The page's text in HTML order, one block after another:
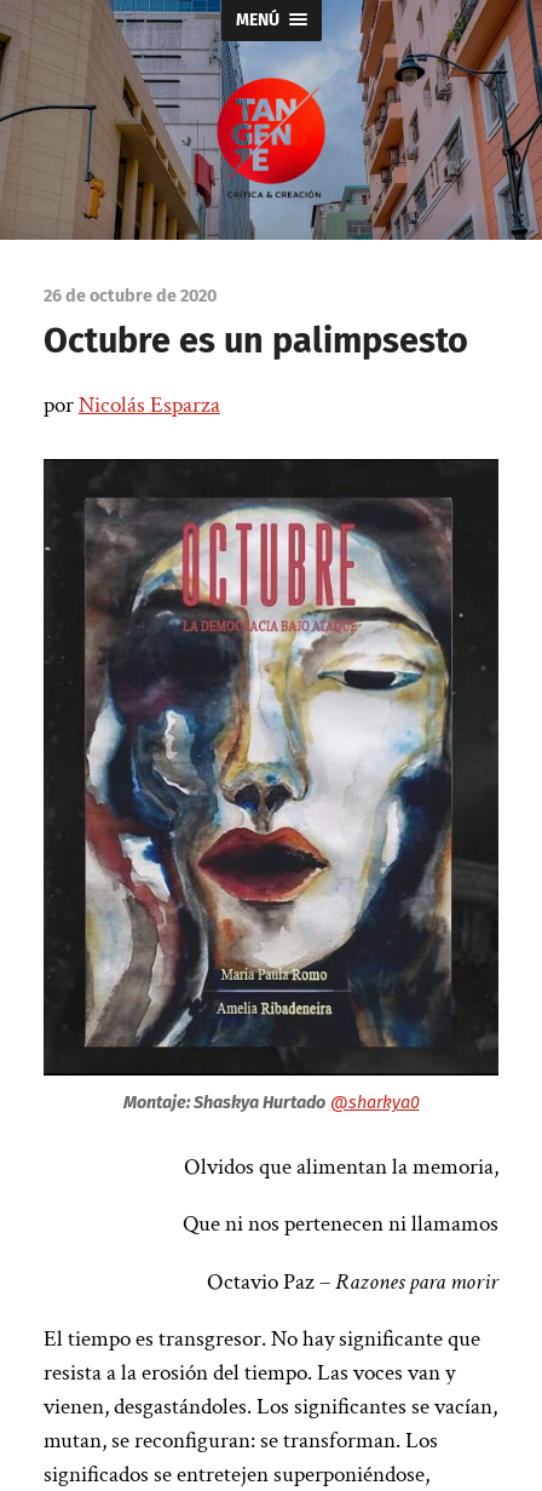
MENÚ
Tangente
26 de octubre de 2020
Octubre es un palimpsesto
porNicolás Esparza|
Montaje: Shaskya Hurtado @sharkya0
Olvidos que alimentan la memoria,
Que ni nos pertenecen ni llamamos
Octavio Paz –Razones para morir
El tiempo es transgresor. No hay significante que
resista a la erosión del tiempo. Las voces van y
vienen, desgastándoles. Los significantes se vacían,
mutan, se reconfiguran: se transforman. Los
significados se entretejen superponiéndose,